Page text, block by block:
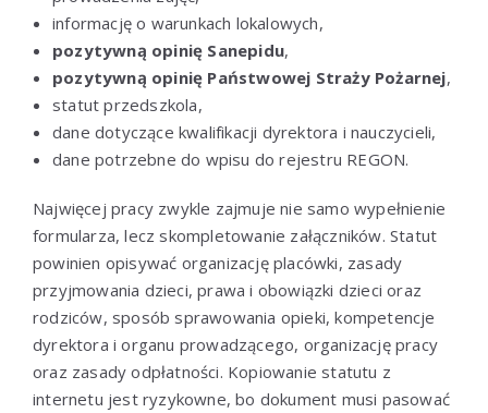
informację o warunkach lokalowych,
pozytywną opinię Sanepidu,
pozytywną opinię Państwowej Straży Pożarnej,
statut przedszkola,
dane dotyczące kwalifikacji dyrektora i nauczycieli,
dane potrzebne do wpisu do rejestru REGON.
Najwięcej pracy zwykle zajmuje nie samo wypełnienie
formularza, lecz skompletowanie załączników. Statut
powinien opisywać organizację placówki, zasady
przyjmowania dzieci, prawa i obowiązki dzieci oraz
rodziców, sposób sprawowania opieki, kompetencje
dyrektora i organu prowadzącego, organizację pracy
oraz zasady odpłatności. Kopiowanie statutu z
internetu jest ryzykowne, bo dokument musi pasować